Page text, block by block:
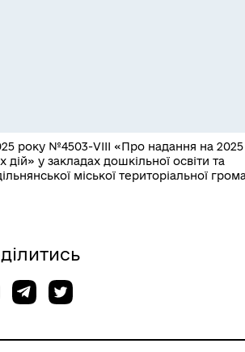
Розклад пасажирських потягів
року №4503-VІІІ «Про надання на 2025
дій» у закладах дошкільної освіти та
міської територіальної